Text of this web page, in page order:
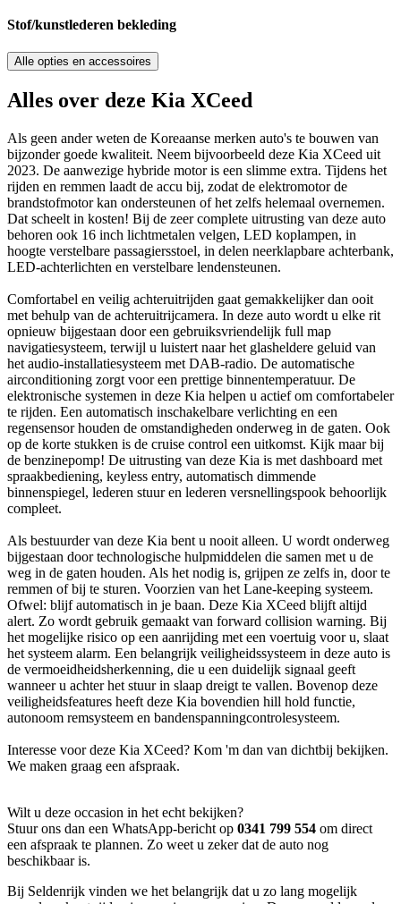
Stof/kunstlederen bekleding
Alle opties en accessoires
Alles over deze Kia XCeed
Als geen ander weten de Koreaanse merken auto's te bouwen van
bijzonder goede kwaliteit. Neem bijvoorbeeld deze Kia XCeed uit
2023. De aanwezige hybride motor is een slimme extra. Tijdens het
rijden en remmen laadt de accu bij, zodat de elektromotor de
brandstofmotor kan ondersteunen of het zelfs helemaal overnemen.
Dat scheelt in kosten! Bij de zeer complete uitrusting van deze auto
behoren ook 16 inch lichtmetalen velgen, LED koplampen, in
hoogte verstelbare passagiersstoel, in delen neerklapbare achterbank,
LED-achterlichten en verstelbare lendensteunen.
Comfortabel en veilig achteruitrijden gaat gemakkelijker dan ooit
met behulp van de achteruitrijcamera. In deze auto wordt u elke rit
opnieuw bijgestaan door een gebruiksvriendelijk full map
navigatiesysteem, terwijl u luistert naar het glasheldere geluid van
het audio-installatiesysteem met DAB-radio. De automatische
airconditioning zorgt voor een prettige binnentemperatuur. De
elektronische systemen in deze Kia helpen u actief om comfortabeler
te rijden. Een automatisch inschakelbare verlichting en een
regensensor houden de omstandigheden onderweg in de gaten. Ook
op de korte stukken is de cruise control een uitkomst. Kijk maar bij
de benzinepomp! De uitrusting van deze Kia is met dashboard met
spraakbediening, keyless entry, automatisch dimmende
binnenspiegel, lederen stuur en lederen versnellingspook behoorlijk
compleet.
Als bestuurder van deze Kia bent u nooit alleen. U wordt onderweg
bijgestaan door technologische hulpmiddelen die samen met u de
weg in de gaten houden. Als het nodig is, grijpen ze zelfs in, door te
remmen of bij te sturen. Voorzien van het Lane-keeping systeem.
Ofwel: blijf automatisch in je baan. Deze Kia XCeed blijft altijd
alert. Zo wordt gebruik gemaakt van forward collision warning. Bij
het mogelijke risico op een aanrijding met een voertuig voor u, slaat
het systeem alarm. Een belangrijk veiligheidssysteem in deze auto is
de vermoeidheidsherkenning, die u een duidelijk signaal geeft
wanneer u achter het stuur in slaap dreigt te vallen. Bovenop deze
veiligheidsfeatures heeft deze Kia bovendien hill hold functie,
autonoom remsysteem en bandenspanningcontrolesysteem.
Interesse voor deze Kia XCeed? Kom 'm dan van dichtbij bekijken.
We maken graag een afspraak.
Wilt u deze occasion in het echt bekijken?
Stuur ons dan een WhatsApp-bericht op 0341 799 554 om direct
een afspraak te plannen. Zo weet u zeker dat de auto nog
beschikbaar is.
Bij Seldenrijk vinden we het belangrijk dat u zo lang mogelijk